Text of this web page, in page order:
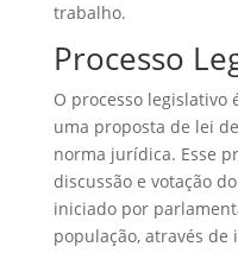
trabalho.
Processo
O processo legislativo
uma proposta de lei
norma jurídica. Esse
discussão e votação
iniciado por
população, através de